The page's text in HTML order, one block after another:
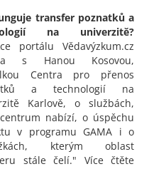
transfer poznatků a
na univerzitě?
portálu Vědavýzkum.cz
s Hanou Kosovou,
Centra pro přenos
a technologií na
Karlově, o službách,
nabízí, o úspěchu
v programu GAMA i o
kterým oblast
stále čelí." Více čtěte